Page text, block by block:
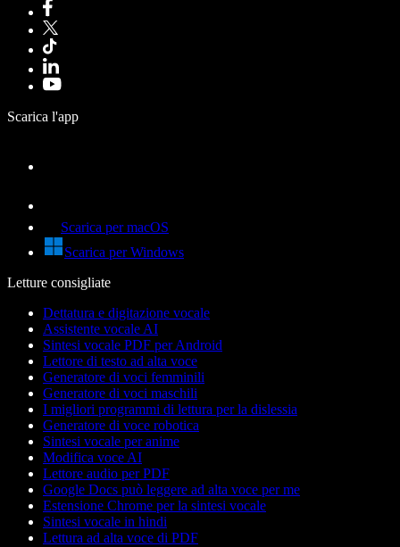
Scarica l'app
Scarica per macOS
Scarica per Windows
Letture consigliate
Dettatura e digitazione vocale
Assistente vocale AI
Sintesi vocale PDF per Android
Lettore di testo ad alta voce
Generatore di voci femminili
Generatore di voci maschili
I migliori programmi di lettura per la dislessia
Generatore di voce robotica
Sintesi vocale per anime
Modifica voce AI
Lettore audio per PDF
Google Docs può leggere ad alta voce per me
Estensione Chrome per la sintesi vocale
Sintesi vocale in hindi
Lettura ad alta voce di PDF